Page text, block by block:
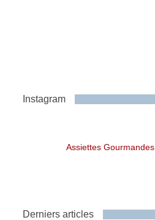
Instagram
Assiettes Gourmandes
Derniers articles